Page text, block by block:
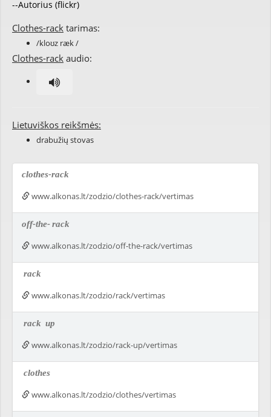
--Autorius (flickr)
Clothes-rack tarimas:
/kloʊz ræk /
Clothes-rack audio:
Lietuviškos reikšmės:
drabužių stovas
clothes-rack
www.alkonas.lt/zodzio/clothes-rack/vertimas
off-the-rack
www.alkonas.lt/zodzio/off-the-rack/vertimas
rack
www.alkonas.lt/zodzio/rack/vertimas
rack up
www.alkonas.lt/zodzio/rack-up/vertimas
clothes
www.alkonas.lt/zodzio/clothes/vertimas